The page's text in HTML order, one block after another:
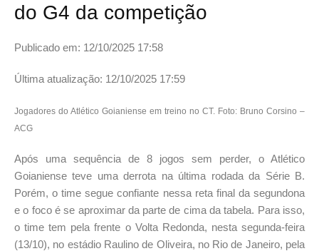
do G4 da competição
Publicado em: 12/10/2025 17:58
Última atualização: 12/10/2025 17:59
Jogadores do Atlético Goianiense em treino no CT. Foto: Bruno Corsino –
ACG
Após uma sequência de 8 jogos sem perder, o Atlético
Goianiense teve uma derrota na última rodada da Série B.
Porém, o time segue confiante nessa reta final da segundona
e o foco é se aproximar da parte de cima da tabela. Para isso,
o time tem pela frente o Volta Redonda, nesta segunda-feira
(13/10), no estádio Raulino de Oliveira, no Rio de Janeiro, pela